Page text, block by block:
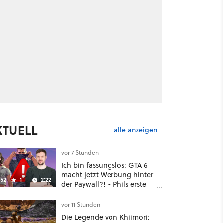
alle anzeigen
1 2:22
vor 7 Stunden
Ich bin fassungslos: GTA 6
macht jetzt Werbung hinter
der Paywall?! - Phils erste
Deal
vor 11 Stunden
Die Legende von Khiimori: